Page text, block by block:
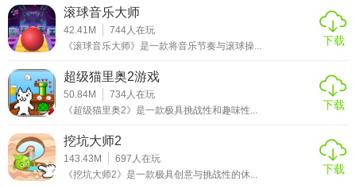
3. 道具系统：使用“强力球”增加撞击范围、“精准瞄准”辅助投
球轨迹、“时间减速”延长操作调整时间。
4. 模式选择：包含经典10轮赛、限时挑战赛、无尽生存模式
（连续击倒球瓶以延长游戏时间）。
1. 准备阶段：选择角色、保龄球外观及游戏模式，进入对应
球道场景。
滚球音乐大师
42.41M 744人在玩
《滚球音乐大师》是一款将音乐节奏与滚球操...
下载
超级猫里奥2游戏
50.84M 734人在玩
《超级猫里奥2》是一款极具挑战性和趣味性...
下载
挖坑大师2
143.43M 697 人在玩
《挖坑大师2》是一款极具创意与挑战性的休...
下载